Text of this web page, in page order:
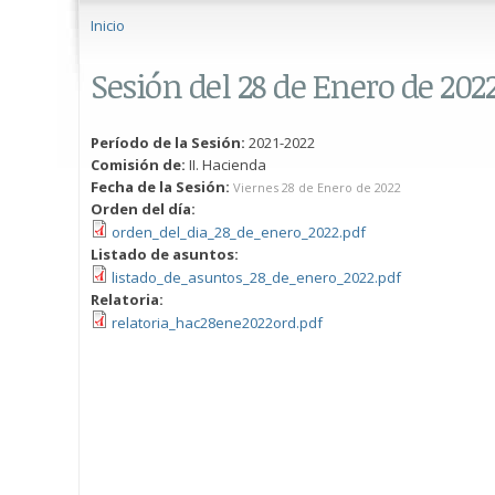
Inicio
Sesión del 28 de Enero de
Período de la Sesión: 2021-2022
Comisión de: II. Hacienda
Fecha de la Sesión: Viernes 28 de Enero de 2022
Orden del día:
orden_del_dia_28_de_enero_2022.pdf
Listado de asuntos:
listado_de_asuntos_28_de_enero_2022.pdf
Relatoria:
relatoria_hac28ene2022ord.pdf